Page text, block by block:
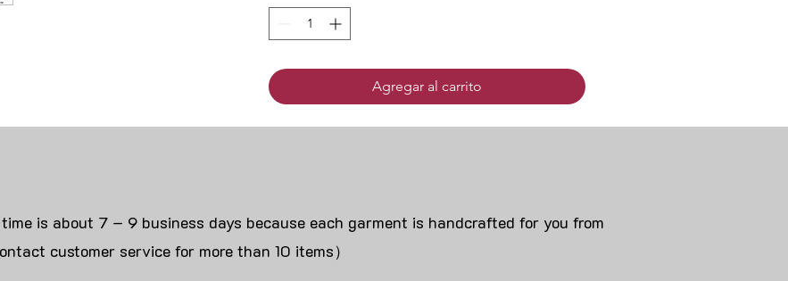
Agregar al carrito
is about 7 – 9 business days because each garment is handcrafted for you from
customer service for more than 10 items）